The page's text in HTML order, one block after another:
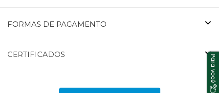
FORMAS DE PAGAMENTO
CERTIFICADOS